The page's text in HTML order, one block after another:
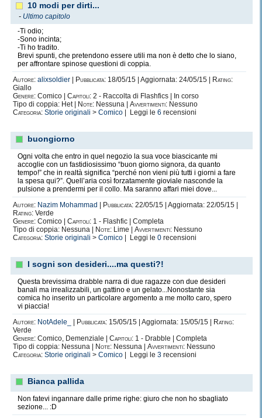
10 modi per dirti...
- Ultimo capitolo
-Ti odio;
-Sono incinta;
-Ti ho tradito.
Brevi spunti, che pretendono essere utili ma non è detto che lo siano,
per affrontare spinose questioni di coppia.
Autore: alixsoldier Pubblicata: 18/05/15 | Aggiornata: 24/05/15 |
Rating:
Giallo
Genere: Comico | Capitoli: 2 - Raccolta di Flashfics | In corso
Tipo di coppia: Het |
Note: Nessuna | Avvertimenti: Nessuno
Categoria: Storie originali > Comico | Leggi le 6 recensioni
buongiorno
Ogni volta che entro in quel negozio la sua voce biascicante mi
accoglie con un fastidiosissimo “buon giorno signora, da quanto
tempo!” che in realtà significa “perché non vieni più tutti i giorni a fare
la spesa qui?”. Quell’aria così forzatamente gioviale nasconde la
pulsione a prendermi per il collo. Ma saranno affari miei dove...
Autore: Nazim Mohammad Pubblicata: 22/05/15 | Aggiornata: 22/05/15 |
Rating: Verde
Genere: Comico | Capitoli: 1 - Flashfic | Completa
Tipo di coppia: Nessuna |
Note: Lime | Avvertimenti: Nessuno
Categoria: Storie originali > Comico | Leggi le 0 recensioni
I sogni son desideri....ma questi?!
Questa brevissima drabble narra di due ragazze con due desideri
banali ma irrealizzabili, un gattino e un gelato...Nonostante sia
comica ho inserito un particolare argomento a me molto caro, spero
vi piaccia!
Autore: NotAdele_ Pubblicata: 15/05/15 | Aggiornata: 15/05/15 |
Rating:
Verde
Genere: Comico, Demenziale | Capitoli: 1 - Drabble | Completa
Tipo di coppia: Nessuna |
Note: Nessuna | Avvertimenti: Nessuno
Categoria: Storie originali > Comico | Leggi le 3 recensioni
Bianca pallida
Non fatevi ingannare dalle prime righe: giuro che non ho sbagliato
sezione... :D